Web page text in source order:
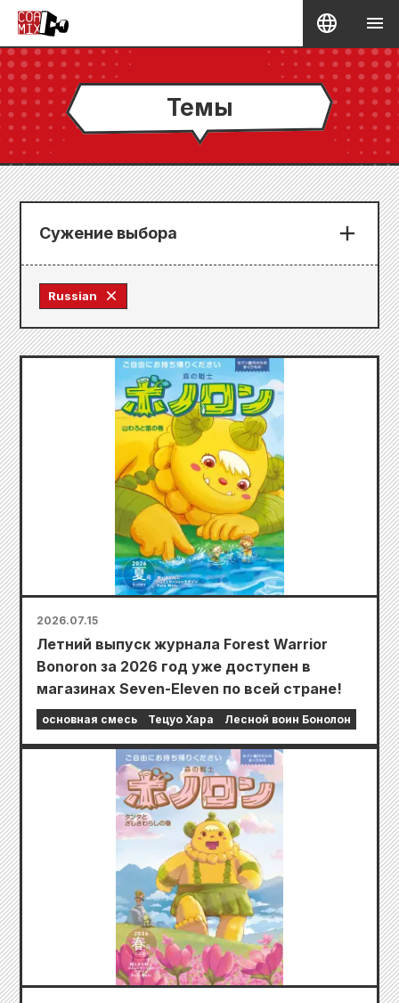
Темы
Сужение выбора
Russian
2026.07.15
Летний выпуск журнала Forest Warrior
Bonoron за 2026 год уже доступен в
магазинах Seven-Eleven по всей стране!
основная смесь Тецуо Хара Лесной воин Бонолон